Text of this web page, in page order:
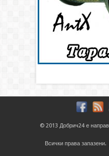
© 2013 Добрич24 е
Всички права запазени.